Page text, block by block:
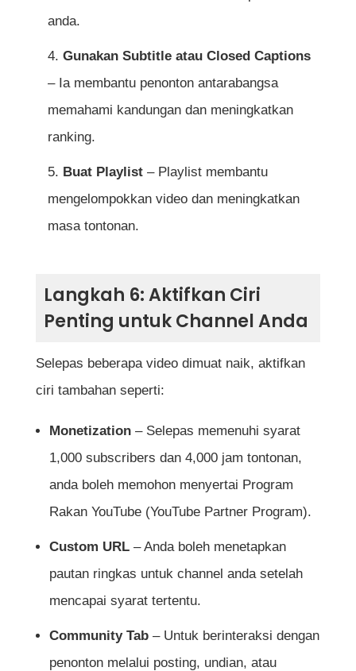
anda.
Gunakan Subtitle atau Closed Captions
– Ia membantu penonton antarabangsa
memahami kandungan dan meningkatkan
ranking.
Buat Playlist– Playlist membantu
mengelompokkan video dan meningkatkan
masa tontonan.
Langkah 6: Aktifkan Ciri
Penting untuk Channel Anda
Selepas beberapa video dimuat naik, aktifkan
ciri tambahan seperti:
Monetization– Selepas memenuhi syarat
1,000 subscribers dan 4,000 jam tontonan,
anda boleh memohon menyertai Program
Rakan YouTube (YouTube Partner Program).
Custom URL– Anda boleh menetapkan
pautan ringkas untuk channel anda setelah
mencapai syarat tertentu.
Community Tab– Untuk berinteraksi dengan
penonton melalui posting, undian, atau